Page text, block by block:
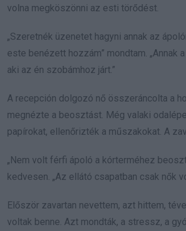
volna megköszönni az esti törődést.
„Szeretnék üzenetet hagyni annak az
este benézett hozzám” mondtam. „Annak
aki az én szobámhoz járt.”
A recepción dolgozó nő összeráncolta a
megnézte a beosztást. Még valaki
papírokat, ellenőrizték a műszakokat. A
„Nem volt férfi ápoló a kórterméhez
kedvesen. „Az ellátó csapatban csak nők
Először zavartan nevettem, azt hittem,
voltak benne. Azt mondták, a stressz, a